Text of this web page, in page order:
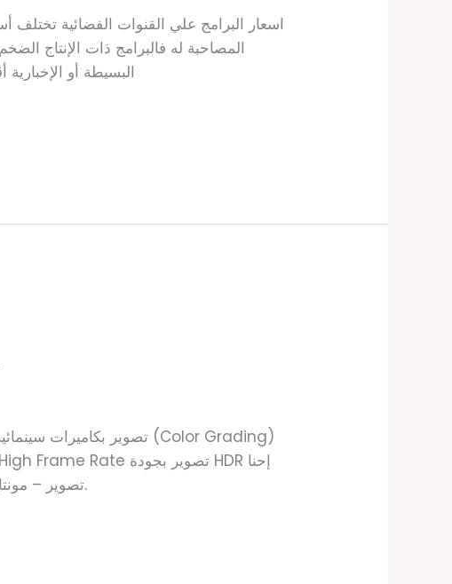
اسعار البرامج علي القنوات الفضائية تختلف
المصاحبة له فالبرامج ذات الإنتاج
البسيطة أو
بنقدم Full Production:تصوير – مونتاج – تصميم جرافيك – موشن جرافيك – فويس أوفر – كتابة سكريبت.